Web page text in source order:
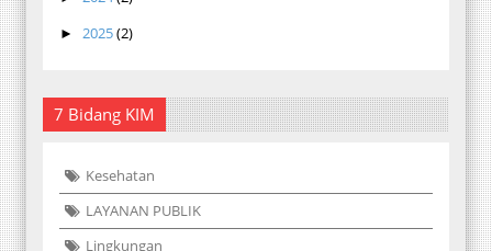
► 2025(2)
7 Bidang KIM
Kesehatan
LAYANAN PUBLIK
Lingkungan